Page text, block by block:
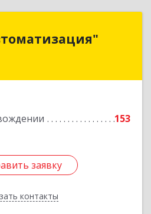
153
заявку
контакты
Аобл, Биробиджан г,
заявку
Назад